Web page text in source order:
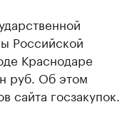
Российской
Краснодаре
руб. Об этом
сайта госзакупок.